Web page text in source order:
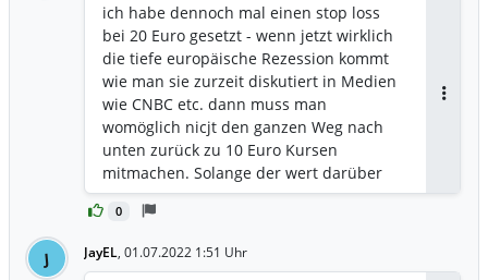
0
ich habe dennoch mal einen stop loss
bei 20 Euro gesetzt - wenn jetzt wirklich
die tiefe europäische Rezession kommt
wie man sie zurzeit diskutiert in Medien
wie CNBC etc. dann muss man
womöglich nicjt den ganzen Weg nach
unten zurück zu 10 Euro Kursen
mitmachen. Solange der wert darüber
notiert werd ich aber dabeibleiben und
mich über dividenden und
J JayEL, 01.07.2022 1:51 Uhr